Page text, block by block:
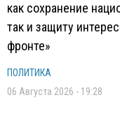
как сохранение
так и защиту
фронте»
ПОЛИТИКА
06 Августа 2026 - 19:28